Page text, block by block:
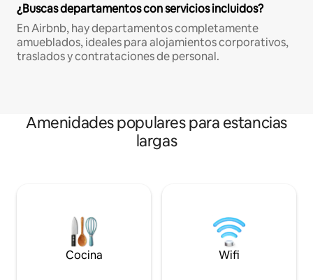
¿Buscas departamentos con servicios incluidos?
En Airbnb, hay departamentos completamente
amueblados, ideales para alojamientos corporativos,
traslados y contrataciones de personal.
Amenidades populares para estancias
largas
Cocina Wifi